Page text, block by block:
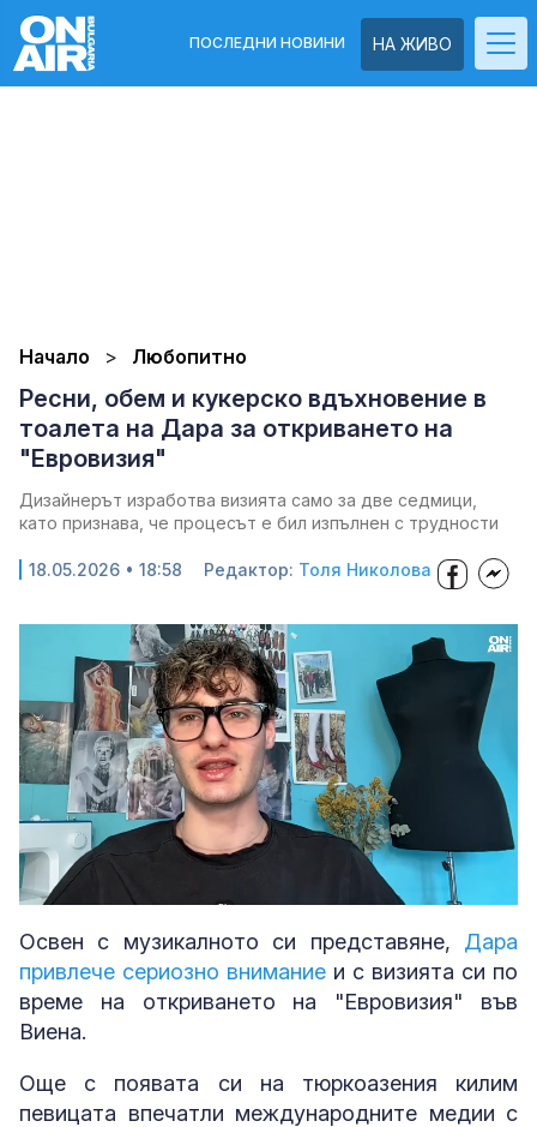
НА ЖИВО
ПОСЛЕДНИ НОВИНИ
Начало Любопитно
Ресни, обем и кукерско вдъхновение в
тоалета на Дара за откриването на
"Евровизия"
Дизайнерът изработва визията само за две седмици,
като признава, че процесът е бил изпълнен с трудности
18.05.2026 • 18:58 Редактор: Толя Николова
Освен с музикалното си представяне, Дара
привлече сериозно внимание и с визията си по
време на откриването на "Евровизия" във
Виена.
Още с появата си на тюркоазения килим
певицата впечатли международните медии с